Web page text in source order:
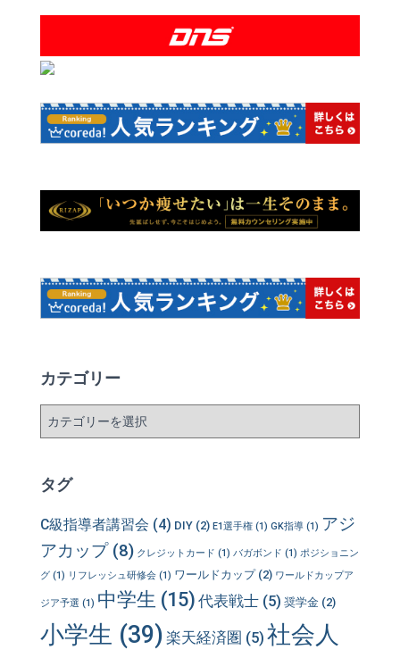
カテゴリー
ー
タグ
C級指導者講習会 (4) DIY (2) E1選手権 (1) GK指導 (1) アジ
アカップ(8) クレジットカード (1) バガボンド (1) ポジショニン
グ (1) リフレッシュ研修会 (1) ワールドカップ(2) ワールドカップア
ジア予選 (1) 中学生 (15) 代表戦士 (5) 奨学金 (2)
小学生 (39) 楽天経済圏 (5) 社会人